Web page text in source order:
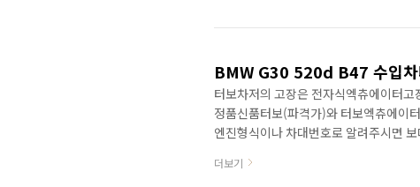
SPORT (L320) 3.0 D 4x4 LAND ..
BMW G30 520d B47 수입
터보차저의 고장은 전자식엑츄에이터
정품신품터보(파격가)와 터보엑츄에이
엔진형식이나 차대번호로 알려주시면
(09/2014 — 06/2019) 3' F34 GT
더보기